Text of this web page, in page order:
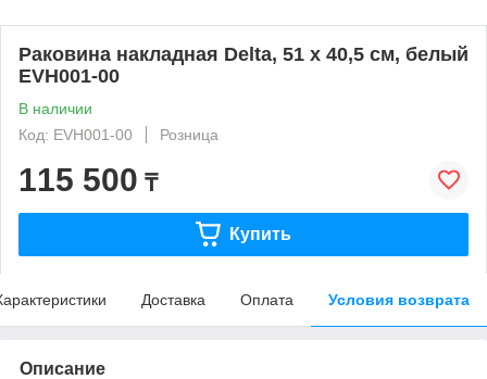
Раковина накладная Delta, 51 х 40,5 см, белый
EVH001-00
В наличии
Код: EVH001-00
Розница
115 500 ₸
Купить
Доставка Оплата Условия возврата
Описание